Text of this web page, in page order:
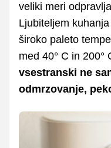
veliki meri
Ljubiteljem kuhanja
široko paleto
med 40° C in 200°
vsestranski ne
odmrzovanje,